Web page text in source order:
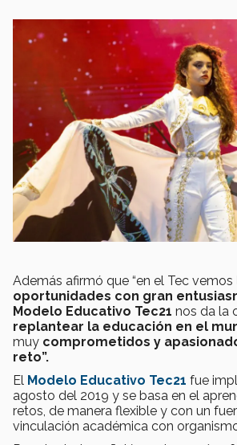
Además afirmó que “en el Tec vemos
oportunidades con gran
Modelo Educativo Tec21 nos da la
replantear la educación en el
muy comprometidos y
reto”.
El Modelo Educativo Tec21 fue
agosto del 2019 y se basa en el
retos, de manera flexible y con un
vinculación académica con